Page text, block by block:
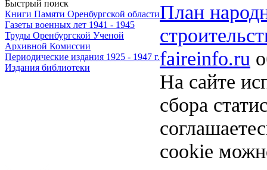
Быстрый поиск
Книги Памяти Оренбургской области
Газеты военных лет 1941 - 1945
Труды Оренбургской Ученой
Архивной Комиссии
Периодические издания 1925 - 1947 г.
Издания библиотеки
План
faireinfo.ru
На сайте
сбора
cookie